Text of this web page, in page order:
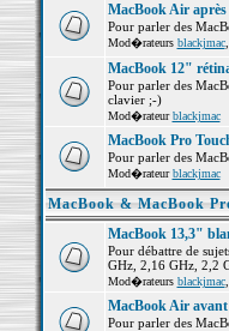
MacBook Air après
Pour parler des
Mod�rateurs blackjmac,
MacBook 12"
Pour parler des
clavier ;-)
Mod�rateurblackjmac
MacBook Pro
Pour parler des
Mod�rateurblackjmac
MacBook & MacBook
MacBook 13,3"
Pour débattre de
GHz, 2,16 GHz, 2,2
Mod�rateurs blackjmac,
MacBook Air avant
Pour parler des